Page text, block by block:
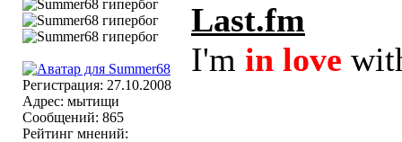
Регистрация: 27.10.2008
Адрес: мытищи
Сообщений: 865
Рейтинг мнений:
Last.fm
I'm in love